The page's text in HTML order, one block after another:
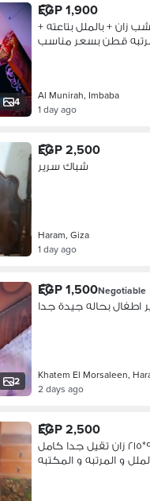
4
EGP 1,900
سرير 120 خشب زان + بالملل بتاعته +
Al Munirah, Imbaba
1 day ago
EGP 2,500
شباك سرير
Haram, Giza
1 day ago
2
EGP 1,500Negotiable
اطفال بحاله جيدة جدا
Khatem El Morsaleen,
2 days ago
EGP 2,500
سرير ٩٠*٢١٥ زان تقيل جدا كامل
و المرتبه و المكتبه